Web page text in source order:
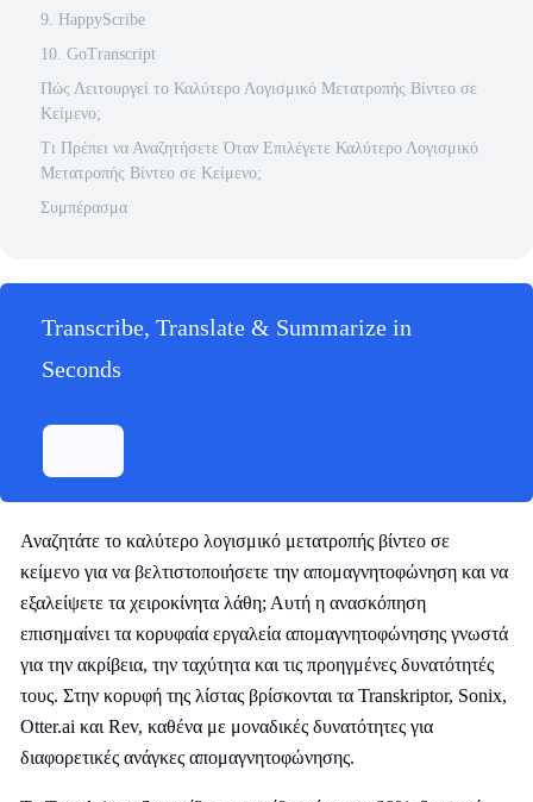
9. HappyScribe
10. GoTranscript
Πώς Λειτουργεί το Καλύτερο Λογισμικό Μετατροπής Βίντεο σε
Κείμενο;
Τι Πρέπει να Αναζητήσετε Όταν Επιλέγετε Καλύτερο Λογισμικό
Μετατροπής Βίντεο σε Κείμενο;
Συμπέρασμα
Transcribe, Translate & Summarize in
Seconds
Αναζητάτε το καλύτερο λογισμικό μετατροπής βίντεο σε
κείμενο για να βελτιστοποιήσετε την απομαγνητοφώνηση και να
εξαλείψετε τα χειροκίνητα λάθη; Αυτή η ανασκόπηση
επισημαίνει τα κορυφαία εργαλεία απομαγνητοφώνησης γνωστά
για την ακρίβεια, την ταχύτητα και τις προηγμένες δυνατότητές
τους. Στην κορυφή της λίστας βρίσκονται τα Transkriptor, Sonix,
Otter.ai και Rev, καθένα με μοναδικές δυνατότητες για
διαφορετικές ανάγκες απομαγνητοφώνησης.